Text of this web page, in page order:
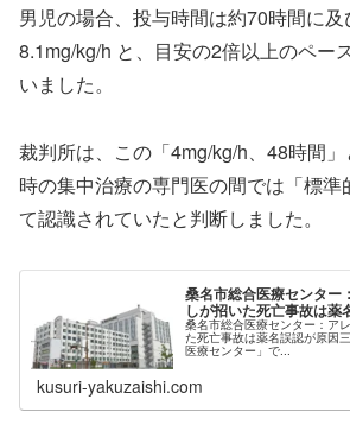
男児の場合、投与時間は約70時間に
8.1mg/kg/h と、目安の2倍以上のペー
いました。
裁判所は、この「4mg/kg/h、48時間
時の集中治療の専門医の間では「標準
て認識されていたと判断しました。
桑名市総合医療センター
しが招いた死亡事故は薬
桑名市総合医療センター：ア
た死亡事故は薬名誤認が原因
医療センター」で...
kusuri-yakuzaishi.com